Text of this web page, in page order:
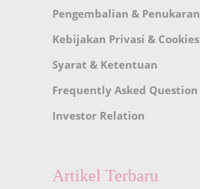
Pengembalian & Penukaran
Kebijakan Privasi & Cookies
Syarat & Ketentuan
Frequently Asked Question
Investor Relation
Artikel Terbaru